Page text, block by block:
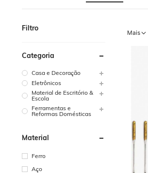
Filtro
Categoria
Casa e Decoração
Eletrônicos
Material de Escritório &
Escola
Ferramentas e
Reformas Domésticas
Material
Ferro
Aço
Mais